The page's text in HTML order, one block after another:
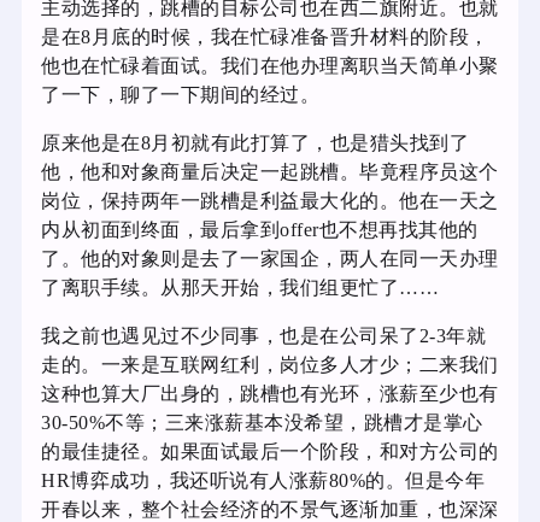
主动选择的，跳槽的目标公司也在西二旗附近。也就
是在8月底的时候，我在忙碌准备晋升材料的阶段，
他也在忙碌着面试。我们在他办理离职当天简单小聚
了一下，聊了一下期间的经过。
原来他是在8月初就有此打算了，也是猎头找到了
他，他和对象商量后决定一起跳槽。毕竟程序员这个
岗位，保持两年一跳槽是利益最大化的。他在一天之
内从初面到终面，最后拿到offer也不想再找其他的
了。他的对象则是去了一家国企，两人在同一天办理
了离职手续。从那天开始，我们组更忙了……
我之前也遇见过不少同事，也是在公司呆了2-3年就
走的。一来是互联网红利，岗位多人才少；二来我们
这种也算大厂出身的，跳槽也有光环，涨薪至少也有
30-50%不等；三来涨薪基本没希望，跳槽才是掌心
的最佳捷径。如果面试最后一个阶段，和对方公司的
HR博弈成功，我还听说有人涨薪80%的。但是今年
开春以来，整个社会经济的不景气逐渐加重，也深深